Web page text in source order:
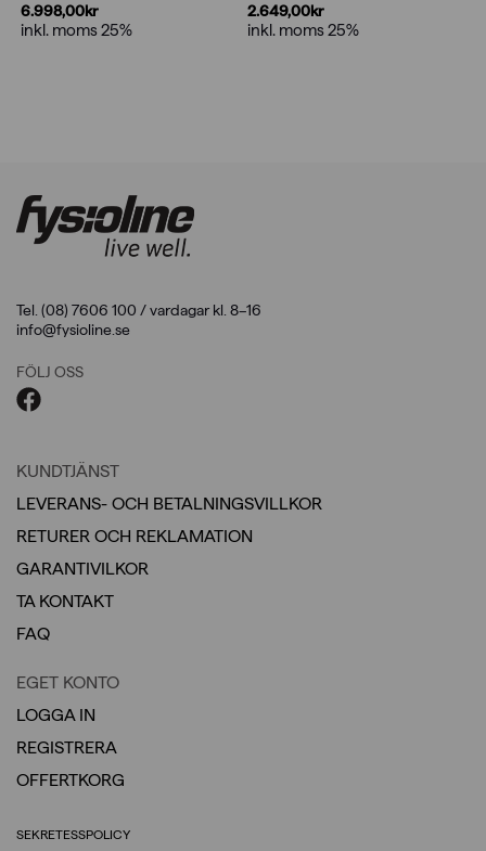
6.998,00kr
inkl. moms 25%
2.649,00kr
inkl. moms 25%
Tel. (08) 7606 100 / vardagar kl. 8–16
info@fysioline.se
FÖLJ OSS
KUNDTJÄNST
LEVERANS- OCH BETALNINGSVILLKOR
RETURER OCH REKLAMATION
GARANTIVILKOR
TA KONTAKT
FAQ
EGET KONTO
LOGGA IN
REGISTRERA
OFFERTKORG
SEKRETESSPOLICY